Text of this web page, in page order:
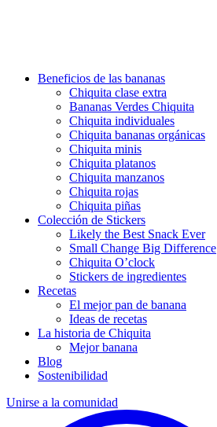
Beneficios de las bananas
Chiquita clase extra
Bananas Verdes Chiquita
Chiquita individuales
Chiquita bananas orgánicas
Chiquita minis
Chiquita platanos
Chiquita manzanos
Chiquita rojas
Chiquita piñas
Colección de Stickers
Likely the Best Snack Ever
Small Change Big Difference
Chiquita O’clock
Stickers de ingredientes
Recetas
El mejor pan de banana
Ideas de recetas
La historia de Chiquita
Mejor banana
Blog
Sostenibilidad
Unirse a la comunidad